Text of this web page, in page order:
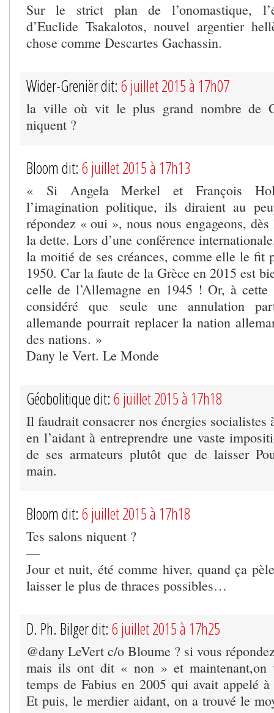
Sur le strict plan de l’onomastique,
d’Euclide Tsakalotos, nouvel argentier
chose comme Descartes Gachassin.
Wider-Greniër dit: 6 juillet 2015 à 17h07
la ville où vit le plus grand nombre de
niquent ?
Bloom dit: 6 juillet 2015 à 17h13
« Si Angela Merkel et François
l’imagination politique, ils diraient au
répondez « oui », nous nous engageons,
la dette. Lors d’une conférence
la moitié de ses créances, comme elle le fit
1950. Car la faute de la Grèce en 2015 est
celle de l’Allemagne en 1945 ! Or, à cette
considéré que seule une annulation
allemande pourrait replacer la nation
des nations. »
Dany le Vert. Le Monde
Géobolitique dit: 6 juillet 2015 à 17h18
Il faudrait consacrer nos énergies socialistes
en l’aidant à entreprendre une vaste
de ses armateurs plutôt que de laisser
main.
Bloom dit: 6 juillet 2015 à 17h18
Tes salons niquent ?
—
Jour et nuit, été comme hiver, quand ça
laisser le plus de thraces possibles…
D. Ph. Bilger dit: 6 juillet 2015 à 17h25
@dany LeVert c/o Bloume ? si vous
mais ils ont dit « non » et maintenant,on
temps de Fabius en 2005 qui avait appelé
Et puis, le merdier aidant, on a trouvé le